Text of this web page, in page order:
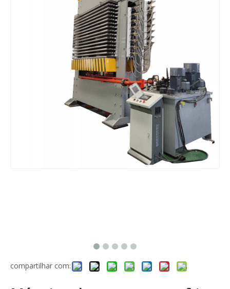
compartilhar com: